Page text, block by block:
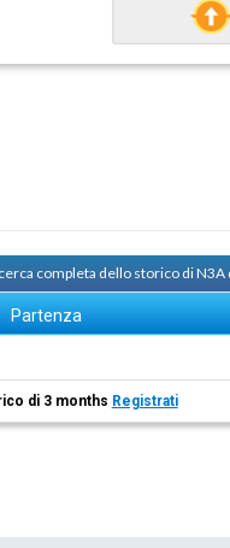
completa dello storico di N3A
Partenza
di 3 months Registrati